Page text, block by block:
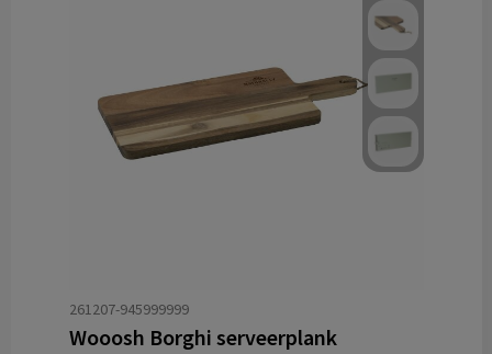
261207-945999999
Wooosh Borghi serveerplank